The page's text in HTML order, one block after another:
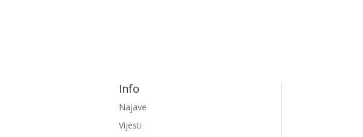
Info
Najave
Vijesti